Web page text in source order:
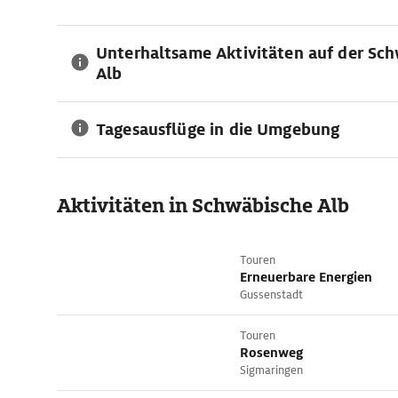
Unterhaltsame Aktivitäten auf der
Alb
Tagesausflüge in die Umgebung
Aktivitäten in Schwäbische Alb
Touren
Erneuerbare Energien
Gussenstadt
Touren
Rosenweg
Sigmaringen